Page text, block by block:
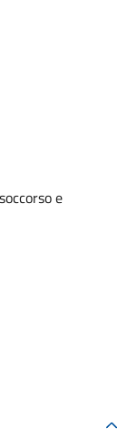
e